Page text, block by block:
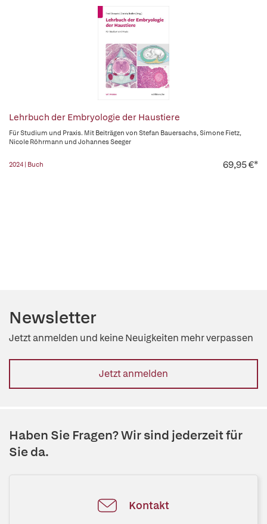
Lehrbuch der Embryologie der Haustiere
Für Studium und Praxis. Mit Beiträgen von Stefan Bauersachs, Simone Fietz,
Nicole Röhrmann und Johannes Seeger
2024 | Buch 69,95 €*
Newsletter
Jetzt anmelden und keine Neuigkeiten mehr verpassen
Jetzt anmelden
Haben Sie Fragen? Wir sind jederzeit für
Sie da.
Kontakt